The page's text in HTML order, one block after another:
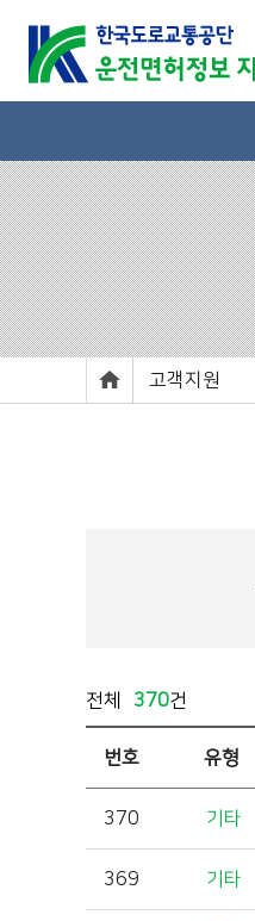
고객지원
전체 370건
번호 유형
370 기타
369 기타